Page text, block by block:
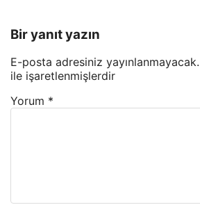
Bir yanıt yazın
E-posta adresiniz yayınlanmayacak.
ile işaretlenmişlerdir
Yorum *